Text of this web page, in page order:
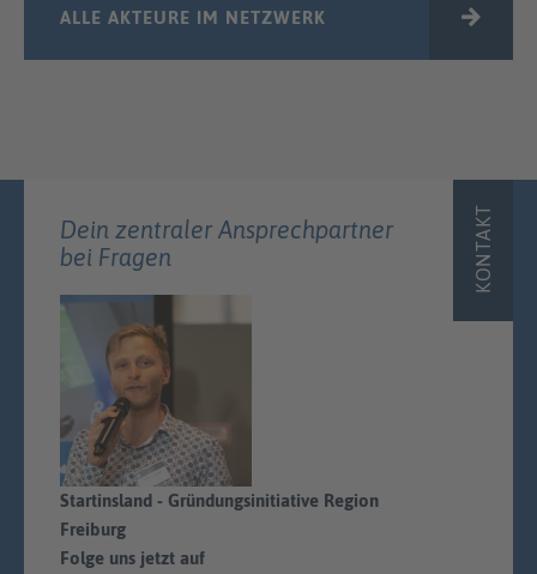
ALLE AKTEURE IM NETZWERK
KONTAKT
Dein zentraler Ansprechpartner
bei Fragen
Startinsland - Gründungsinitiative Region
Freiburg
Folge uns jetzt auf